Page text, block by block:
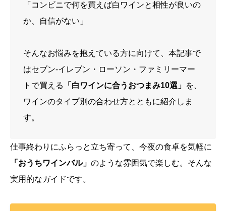
「コンビニで何を買えば白ワインと相性が良いの
か、自信がない」
そんなお悩みを抱えている方に向けて、本記事で
はセブン-イレブン・ローソン・ファミリーマー
トで買える 「白ワインに合うおつまみ10選」 を、
ワインのタイプ別の合わせ方とともに紹介しま
す。
仕事終わりにふらっと立ち寄って、今夜の食卓を気軽に
「おうちワインバル」 のような雰囲気で楽しむ。そんな
実用的なガイドです。